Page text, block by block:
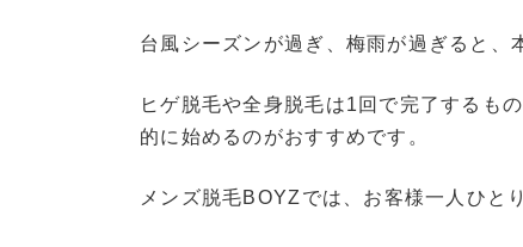
台風シーズンが過ぎ、梅雨が過ぎると、
ヒゲ脱毛や全身脱毛は1回で完了するも
的に始めるのがおすすめです。
メンズ脱毛BOYZでは、お客様一人ひと